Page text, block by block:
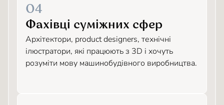
04
Фахівці суміжних сфер
Архітектори, product designers, технічні
ілюстратори, які працюють з 3D і хочуть
розуміти мову машинобудівного виробництва.